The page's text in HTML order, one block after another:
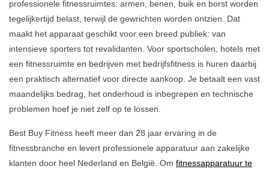
professionele fitnessruimtes: armen, benen, buik en borst worden
tegelijkertijd belast, terwijl de gewrichten worden ontzien. Dat
maakt het apparaat geschikt voor een breed publiek: van
intensieve sporters tot revalidanten. Voor sportscholen, hotels met
een fitnessruimte en bedrijven met bedrijfsfitness is huren daarbij
een praktisch alternatief voor directe aankoop. Je betaalt een vast
maandelijks bedrag, het onderhoud is inbegrepen en technische
problemen hoef je niet zelf op te lossen.
Best Buy Fitness heeft meer dan 28 jaar ervaring in de
fitnessbranche en levert professionele apparatuur aan zakelijke
klanten door heel Nederland en België. Om fitnessapparatuur te